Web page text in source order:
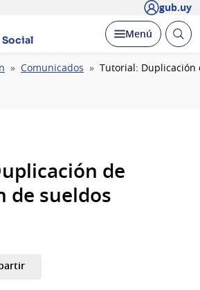
gub.uy
Desplegar
Menú Abrir
Comunicados Tutorial: Duplicación
de
de sueldos